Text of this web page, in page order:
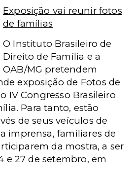
Exposição vai reunir fotos
de famílias
O Instituto Brasileiro de
Direito de Família e a
OAB/MG pretendem
exposição de Fotos de
IV Congresso Brasileiro
Para tanto, estão
de seus veículos de
imprensa, familiares de
da mostra, a ser
e 27 de setembro, em